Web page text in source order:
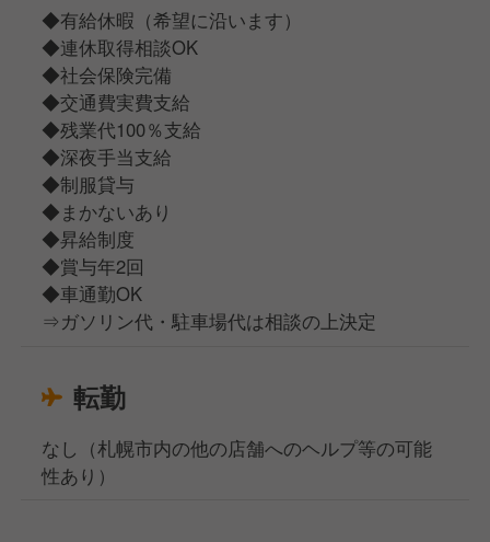
◆有給休暇（希望に沿います）
◆連休取得相談OK
◆社会保険完備
◆交通費実費支給
◆残業代100％支給
◆深夜手当支給
◆制服貸与
◆まかないあり
◆昇給制度
◆賞与年2回
◆車通勤OK
⇒ガソリン代・駐車場代は相談の上決定
転勤
なし（札幌市内の他の店舗へのヘルプ等の可能
性あり）